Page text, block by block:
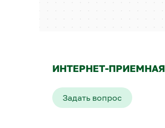
ИНТЕРНЕТ-ПРИЕМНАЯ
Задать вопрос